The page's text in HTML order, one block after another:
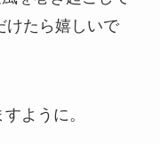
けたら嬉しいで
ように。